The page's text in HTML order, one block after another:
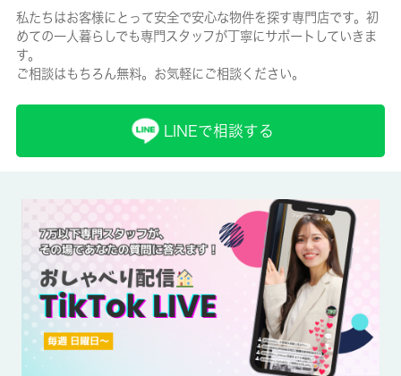
の１．２５％ 更新時（１年毎）：月額合計の１５％（滞納無）
または３０％（滞納有）
賃貸区分/契約期間
室内設備はネット使用料不要・エアコン・CATVなど大変充実し
ております。ドアを開けたり直接会話しなくてもモニター越しに
来訪者を確認できるモニター付きインターホンを設置しておりま
す。自然なイメージを感じるフローリングとなっています。杉並
区に特化した当社は、確かな地域情報と豊富な賃貸情報を取り扱
っています。知識をあまりお持ちでない方にも親切にサポート致
しますので、ぜひお部屋探しは当社にお任せ下さい。●単身者限
定●駐輪スペースあり（バイク駐輪不可）●ＣＡＴＶジェイコム
私たちはお客様にとって安全で安心な物件を探す専門店です。初
めての一人暮らしでも専門スタッフが丁寧にサポートしていきま
す。
ご相談はもちろん無料。お気軽にご相談ください。
LINEで相談する